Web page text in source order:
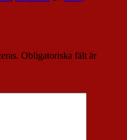
Obligatoriska fält är